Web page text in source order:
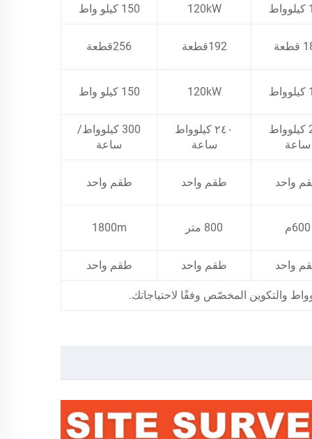
120kW 150 كيلو واط
192قطعة 256قطعة
120kW 150 كيلو واط
200 كيلوواط
ساعة
٢٤٠ كيلوواط
ساعة
300 كيلوواط/
ساعة
واحد طقم واحد طقم واحد
600م 800 متر 1800m
واحد طقم واحد طقم واحد